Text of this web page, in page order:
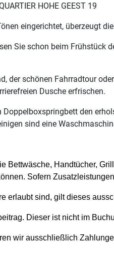
HOHE GEEST 19
eingerichtet, überzeugt
Sie schon beim Frühstück
der schönen Fahrradtour
Dusche erfrischen.
den
sind eine
Bettwäsche, Handtücher,
Sofern
erlaubt sind, gilt dieses
Dieser ist nicht im
wir ausschließlich